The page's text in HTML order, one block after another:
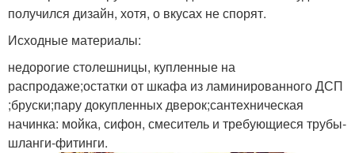
получился дизайн, хотя, о вкусах не спорят.
Исходные материалы:
недорогие столешницы, купленные на
распродаже;остатки от шкафа из ламинированного ДСП
;бруски;пару докупленных дверок;сантехническая
начинка: мойка, сифон, смеситель и требующиеся трубы-
шланги-фитинги.